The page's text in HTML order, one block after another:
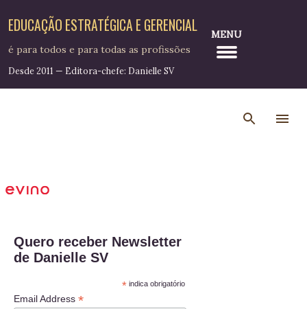
Pular para o conteúdo principal
EDUCAÇÃO ESTRATÉGICA E GERENCIAL
é para todos e para todas as profissões
Desde 2011 — Editora-chefe: Danielle SV
MENU
Quero receber Newsletter
de Danielle SV
*indica obrigatório
Email Address *